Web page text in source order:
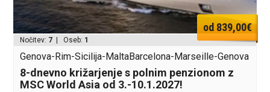
od 839,00€
Nočitev: 7 | Oseb: 1
Genova-Rim-Sicilija-MaltaBarcelona-Marseille-Genova
8-dnevno križarjenje s polnim penzionom z
MSC World Asia od 3.-10.1.2027!